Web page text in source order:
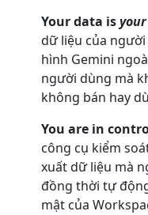
Your data isyour
dữ liệu của
hình Gemini
người dùng mà
không bán hay
You are in
công cụ kiểm
xuất dữ liệu mà
đồng thời tự
mật của